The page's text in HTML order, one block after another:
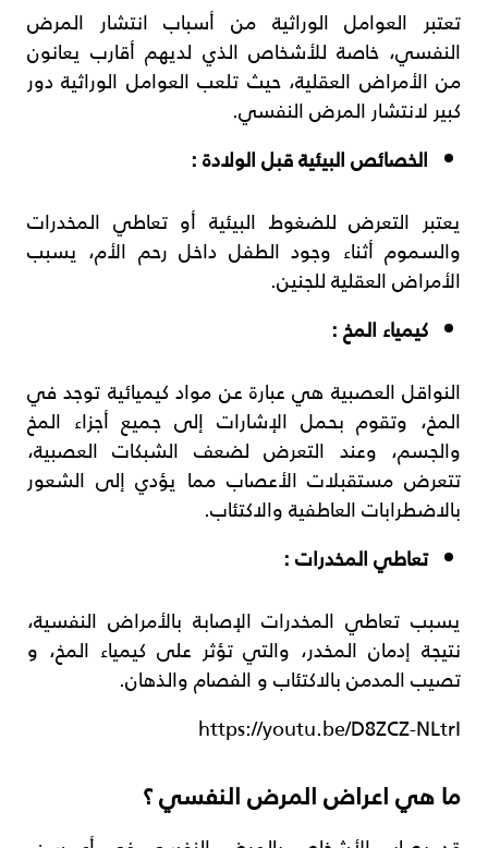
تعتبر العوامل الوراثية من أسباب انتشار المرض
النفسي، خاصة للأشخاص الذي لديهم أقارب يعانون
من الأمراض العقلية، حيث تلعب العوامل الوراثية دور
كبير لانتشار المرض النفسي.
الخصائص البيئية قبل الولادة :
يعتبر التعرض للضغوط البيئية أو تعاطي المخدرات
والسموم أثناء وجود الطفل داخل رحم الأم، يسبب
الأمراض العقلية للجنين.
كيمياء المخ :
النواقل العصبية هي عبارة عن مواد كيميائية توجد في
المخ، وتقوم بحمل الإشارات إلى جميع أجزاء المخ
والجسم، وعند التعرض لضعف الشبكات العصبية،
تتعرض مستقبلات الأعصاب مما يؤدي إلى الشعور
بالاضطرابات العاطفية والاكتئاب.
تعاطي المخدرات :
يسبب تعاطي المخدرات الإصابة بالأمراض النفسية،
نتيجة إدمان المخدر، والتي تؤثر على كيمياء المخ، و
تصيب المدمن بالاكتئاب و الفصام والذهان.
https://youtu.be/D8ZCZ-NLtrI
ما هي اعراض المرض النفسي ؟